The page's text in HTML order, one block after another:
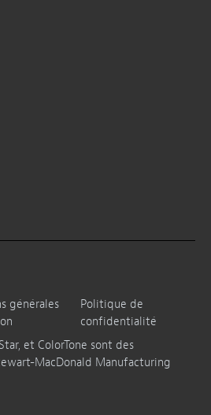
générales
Politique de
confidentialité
et ColorTone sont des
MacDonald Manufacturing